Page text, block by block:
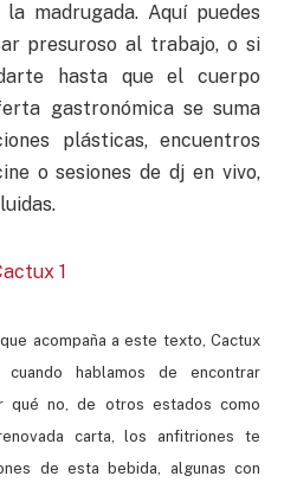
madrugada. Aquí puedes
presuroso al trabajo, o si
hasta que el cuerpo
gastronómica se suma
plásticas, encuentros
o sesiones de dj en vivo,
acompaña a este texto, Cactux
hablamos de encontrar
qué no, de otros estados como
carta, los anfitriones te
de esta bebida, algunas con